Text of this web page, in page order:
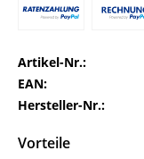
Artikel-Nr.:
EAN:
Hersteller-Nr.:
Vorteile